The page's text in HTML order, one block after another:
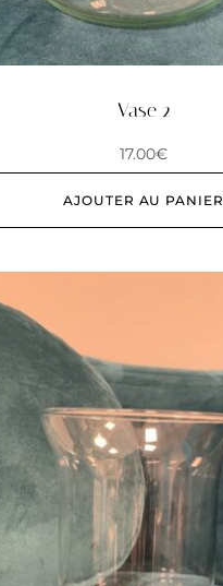
Vase 2
17.00€
AJOUTER AU PANIER